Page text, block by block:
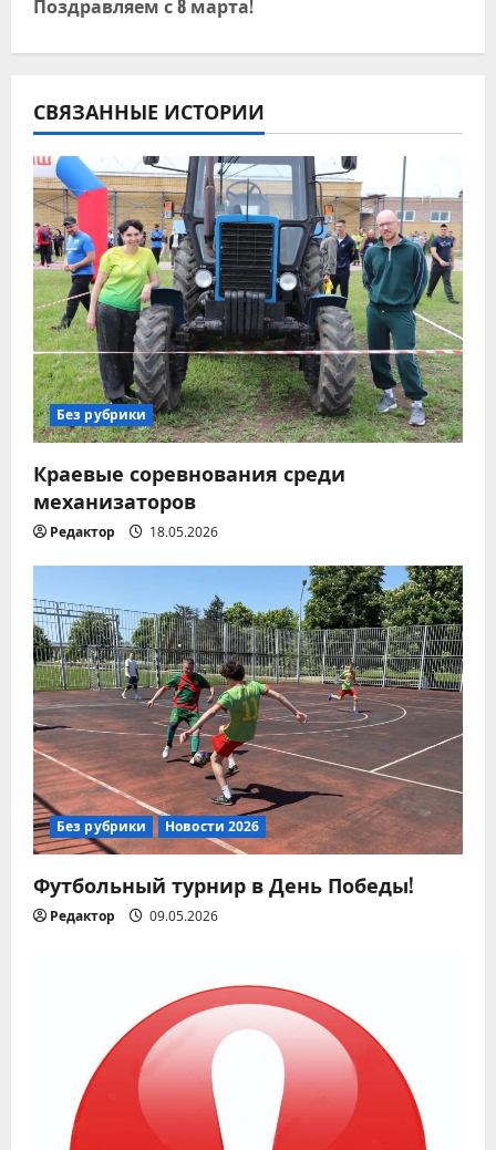
г
ц
и
я
п
о
з
а
п
и
с
я
м
Поздравляем с 8 марта!
СВЯЗАННЫЕ ИСТОРИИ
Без рубрики
Краевые соревнования среди
механизаторов
Редактор 18.05.2026
Без рубрики Новости 2026
Футбольный турнир в День Победы!
Редактор 09.05.2026